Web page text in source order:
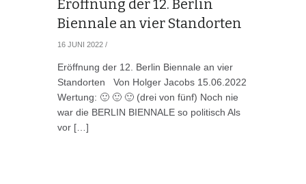
Eröffnung der 12. Berlin
Biennale an vier Standorten
16 JUNI 2022 /
Eröffnung der 12. Berlin Biennale an vier
Standorten Von Holger Jacobs 15.06.2022
Wertung: 🙂 🙂 🙂 (drei von fünf) Noch nie
war die BERLIN BIENNALE so politisch Als
vor […]